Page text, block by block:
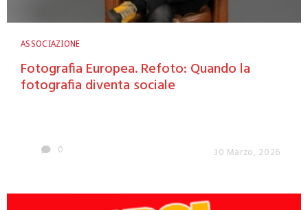
ASSOCIAZIONE
Fotografia Europea. Refoto: Quando la
fotografia diventa sociale
0 30 Marzo, 2026